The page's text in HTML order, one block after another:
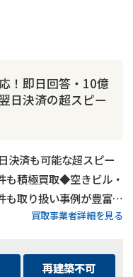
！即日回答・10億
日決済の超スピー
決済も可能な超スピー
も積極買取◆空きビル・
も取り扱い事例が豊富◆
買取事業者詳細を見る
再建築不可